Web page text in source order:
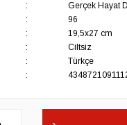
:
Gerçek Hayat
:
96
:
19,5x27 cm
:
Ciltsiz
:
Türkçe
: